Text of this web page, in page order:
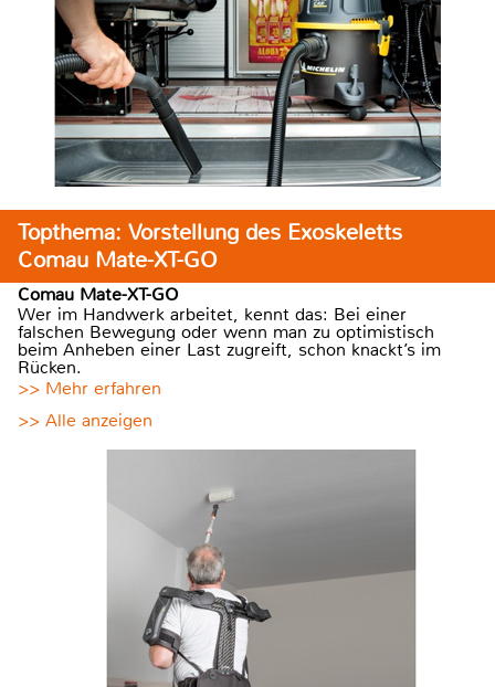
Topthema: Vorstellung des Exoskeletts
Comau Mate-XT-GO
Comau Mate-XT-GO
Wer im Handwerk arbeitet, kennt das: Bei einer
falschen Bewegung oder wenn man zu optimistisch
beim Anheben einer Last zugreift, schon knackt’s im
Rücken.
>> Mehr erfahren
>> Alle anzeigen